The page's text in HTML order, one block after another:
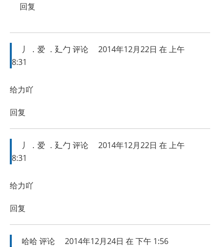
回复
丿．爱 ．廴勹 评论
2014年12月22日 在 上午
8:31
给力吖
回复
丿．爱 ．廴勹 评论
2014年12月22日 在 上午
8:31
给力吖
回复
哈哈 评论 2014年12月24日 在 下午 1:56